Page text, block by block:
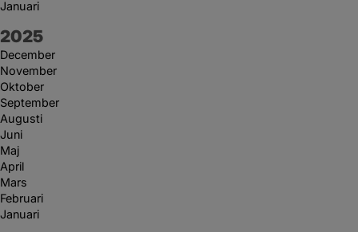
Januari
År:
2025
December
November
Oktober
September
Augusti
Juni
Maj
April
Mars
Februari
Januari